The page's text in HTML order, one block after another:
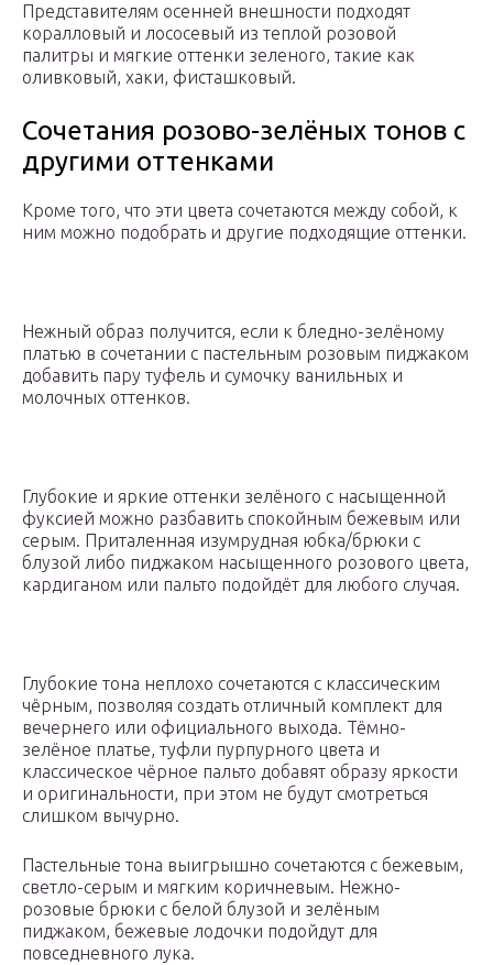
Представителям осенней внешности подходят
коралловый и лососевый из теплой розовой
палитры и мягкие оттенки зеленого, такие как
оливковый, хаки, фисташковый.
Сочетания розово-зелёных тонов с
другими оттенками
Кроме того, что эти цвета сочетаются между собой, к
ним можно подобрать и другие подходящие оттенки.
Нежный образ получится, если к бледно-зелёному
платью в сочетании с пастельным розовым пиджаком
добавить пару туфель и сумочку ванильных и
молочных оттенков.
Глубокие и яркие оттенки зелёного с насыщенной
фуксией можно разбавить спокойным бежевым или
серым. Приталенная изумрудная юбка/брюки с
блузой либо пиджаком насыщенного розового цвета,
кардиганом или пальто подойдёт для любого случая.
Глубокие тона неплохо сочетаются с классическим
чёрным, позволяя создать отличный комплект для
вечернего или официального выхода. Тёмно-
зелёное платье, туфли пурпурного цвета и
классическое чёрное пальто добавят образу яркости
и оригинальности, при этом не будут смотреться
слишком вычурно.
Пастельные тона выигрышно сочетаются с бежевым,
светло-серым и мягким коричневым. Нежно-
розовые брюки с белой блузой и зелёным
пиджаком, бежевые лодочки подойдут для
повседневного лука.